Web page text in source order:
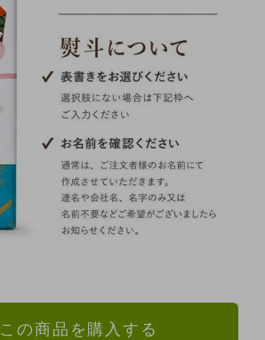
この商品を購入する